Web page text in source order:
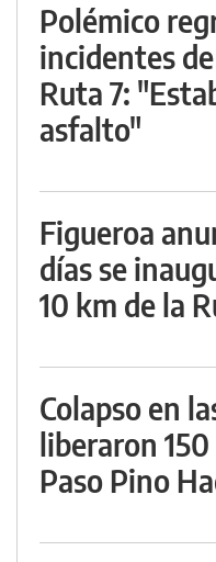
Polémico
incidentes
Ruta 7:
asfalto"
Figueroa
días se
10 km de la
Colapso en
liberaron
Paso Pino